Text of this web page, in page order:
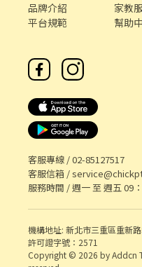
品牌介紹 家教
平台規範
幫助
客服專線 /02-85127517
客服信箱 /
服務時間 / 週一 至 週五 09
機構地址: 新北市三重區重新
許可證字號：2571
Copyright © 2026 by Addcn